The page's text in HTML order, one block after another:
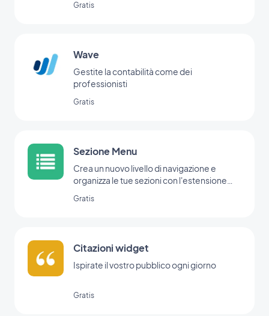
Gratis
Wave
Gestite la contabilità come dei
professionisti
Gratis
Sezione Menu
Crea un nuovo livello di navigazione e
organizza le tue sezioni con l'estensione
Gratis
Citazioni widget
Ispirate il vostro pubblico ogni giorno
Gratis